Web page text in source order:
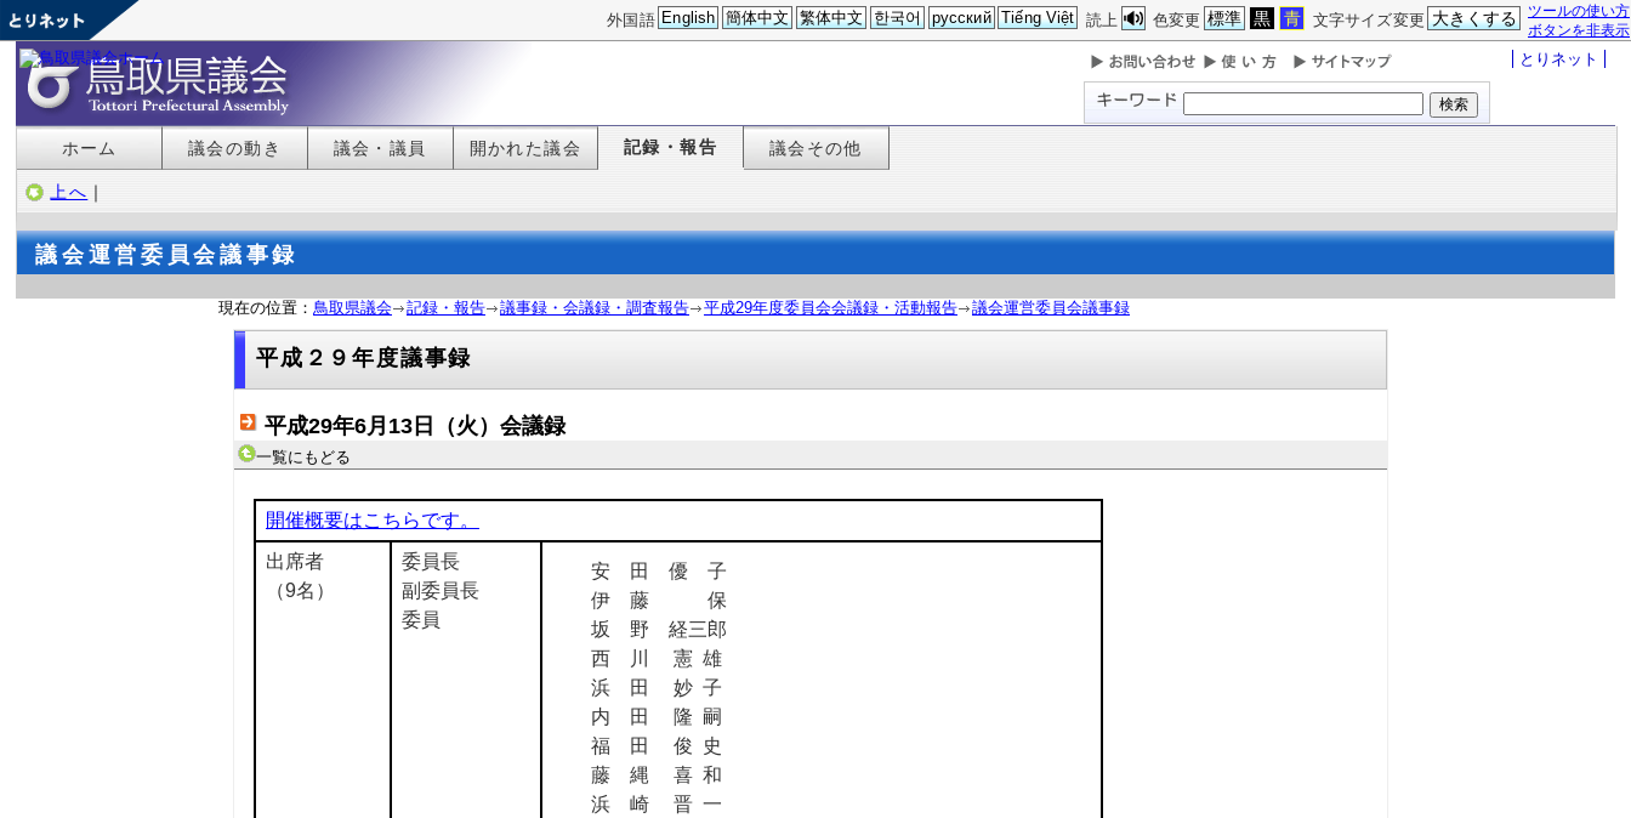
ツールの使い方
ボタンを非表示
文字サイズ変更 大きくする
色変更 標準 黒 青
読上
外国語 English 簡体中文 繁体中文 한국어 русский Tiếng Việt
とりネット
ホーム 議会の動き 議会・議員 開かれた議会 記録・報告 議会その他
上へ ｜
議会運営委員会議事録
現在の位置： 鳥取県議会 記録・報告 議事録・会議録・調査報告 平成29年度委員会会議録・活動報告 議会運営委員会議事録
平成２９年度議事録
平成29年6月13日（火）会議録
一覧にもどる
開催概要はこちらです。
出席者
（9名）
委員長
副委員長
委員
安 田 優 子
伊 藤 保
坂 野 経三郎
西 川 憲 雄
浜 田 妙 子
内 田 隆 嗣
福 田 俊 史
藤 縄 喜 和
浜 崎 晋 一